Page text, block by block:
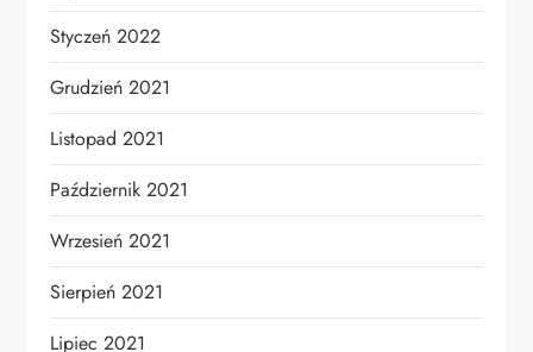
Styczeń 2022
Grudzień 2021
Listopad 2021
Październik 2021
Wrzesień 2021
Sierpień 2021
Lipiec 2021